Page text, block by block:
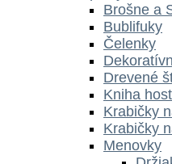
Brošne a
Bublifuky
Čelenky
Drevené
Kniha
Krabičky
Krabičky
Menovky